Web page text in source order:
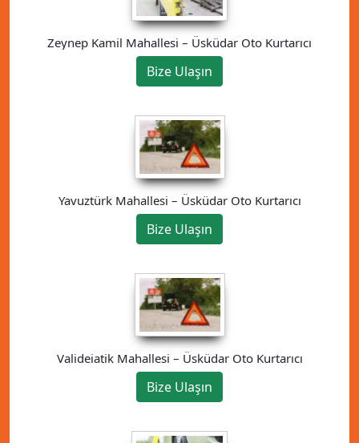
Zeynep Kamil Mahallesi – Üsküdar Oto Kurtarıcı
Bize Ulaşın
Yavuztürk Mahallesi – Üsküdar Oto Kurtarıcı
Bize Ulaşın
Valideiatik Mahallesi – Üsküdar Oto Kurtarıcı
Bize Ulaşın